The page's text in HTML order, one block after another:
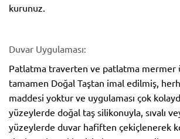
kurunuz.
Duvar Uygulaması:
Patlatma traverten ve patlatma mermer
tamamen Doğal Taştan imal edilmiş,
maddesi yoktur ve uygulaması çok
yüzeylerde doğal taş silikonuyla, sıvalı
yüzeylerde duvar hafiften çekiçlenerek